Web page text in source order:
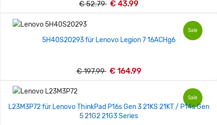
€ 52.79 € 43.99
Sale
5H40S20293 für Lenovo Legion 7 16ACHg6
€ 197.99 € 164.99
Sale
L23M3P72 für Lenovo ThinkPad P16s Gen 3 21KS 21KT / P14s Gen
5 21G2 21G3 Series